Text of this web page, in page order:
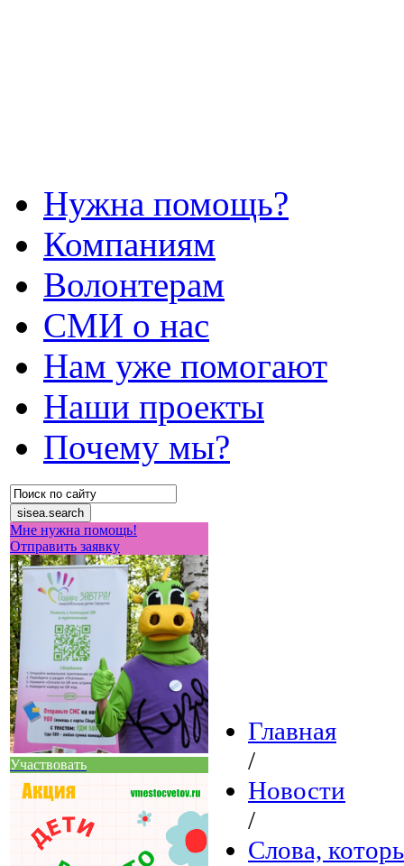
Нужна помощь?
Компаниям
Волонтерам
СМИ о нас
Нам уже помогают
Наши проекты
Почему мы?
Мне нужна помощь!
Отправить заявку
Участвовать
Главная
/
Новости
/
Слова,